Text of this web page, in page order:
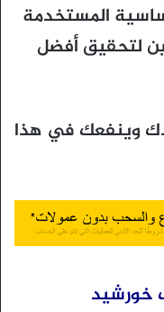
المستخدمة
لتحقيق أفضل
وينفعك في هذا
خورشيد